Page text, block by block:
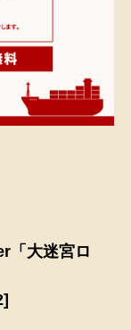
「大迷宮ロ